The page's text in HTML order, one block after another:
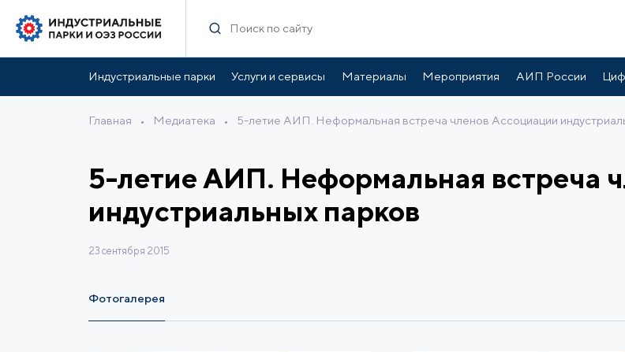
Индустриальные парки Услуги и сервисы Материалы Мероприятия АИП России
Главная • Медиатека • 5-летие АИП. Неформальная встреча членов Ассоциации
5-летие АИП. Неформальная встреча
индустриальных парков
23 сентября 2015
Фотогалерея